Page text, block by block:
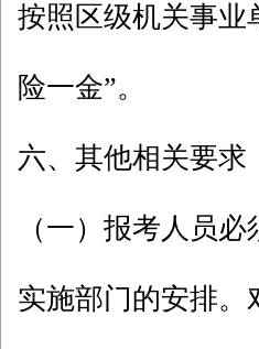
按照区级机关事业
险一金”。
六、其他相关要求
（一）报考人员
实施部门的安排。